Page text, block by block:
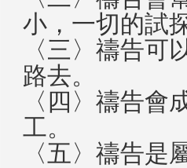
小，一切的試
〈三〉禱告可
路去。
〈四〉禱告會
工。
〈五〉禱告是